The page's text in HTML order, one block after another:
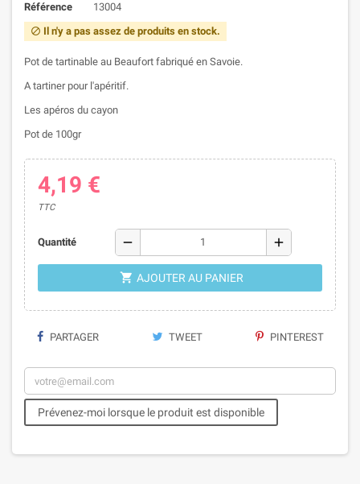
Référence 13004
 Il n'y a pas assez de produits en stock.
Pot de tartinable au Beaufort fabriqué en Savoie.
A tartiner pour l'apéritif.
Les apéros du cayon
Pot de 100gr
4,19 €
TTC
Quantité remove add
 AJOUTER AU PANIER
PARTAGER TWEET PINTEREST
Prévenez-moi lorsque le produit est disponible